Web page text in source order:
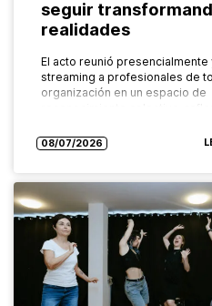
seguir
realidades
El acto reunió presencialmente
streaming a profesionales de
organización en un espacio de
Grupo ABD ha…
08/07/2026